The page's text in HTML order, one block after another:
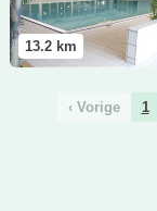
13.2 km
‹ Vorige 1